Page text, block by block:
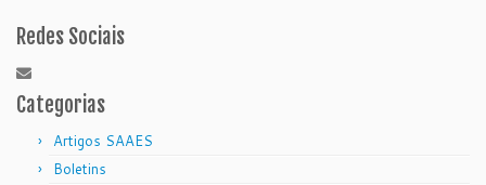
Redes Sociais
Categorias
Artigos SAAES
Boletins